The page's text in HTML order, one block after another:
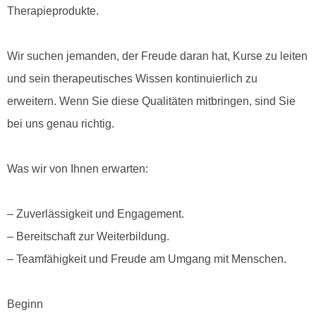
Therapieprodukte.
Wir suchen jemanden, der Freude daran hat, Kurse zu leiten
und sein therapeutisches Wissen kontinuierlich zu
erweitern. Wenn Sie diese Qualitäten mitbringen, sind Sie
bei uns genau richtig.
Was wir von Ihnen erwarten:
– Zuverlässigkeit und Engagement.
– Bereitschaft zur Weiterbildung.
– Teamfähigkeit und Freude am Umgang mit Menschen.
Beginn